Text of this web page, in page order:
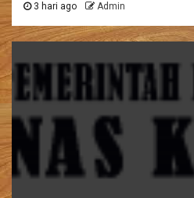
3 hari ago Admin